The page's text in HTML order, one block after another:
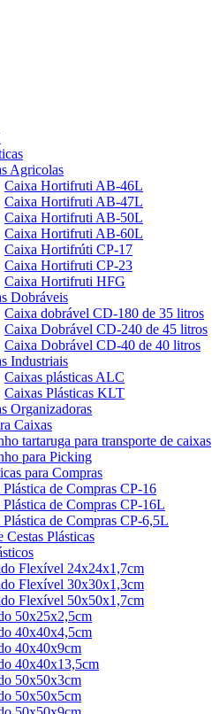
Agricolas
Caixa Hortifruti AB-46L
Caixa Hortifruti AB-47L
Caixa Hortifruti AB-50L
Caixa Hortifruti AB-60L
Caixa Hortifrúti CP-17
Caixa Hortifruti CP-23
Caixa Hortifruti HFG
Dobráveis
Caixa dobrável CD-180 de 35 litros
Caixa Dobrável CD-240 de 45 litros
Caixa Dobrável CD-40 de 40 litros
Industriais
Caixas plásticas ALC
Caixas Plásticas KLT
Organizadoras
Caixas
tartaruga para transporte de caixas
para Picking
para Compras
Plástica de Compras CP-16
Plástica de Compras CP-16L
Plástica de Compras CP-6,5L
Cestas Plásticas
Flexível 24x24x1,7cm
Flexível 30x30x1,3cm
Flexível 50x50x1,7cm
50x25x2,5cm
40x40x4,5cm
40x40x9cm
40x40x13,5cm
50x50x3cm
50x50x5cm